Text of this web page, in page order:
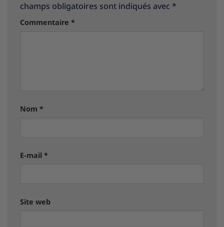
champs obligatoires sont indiqués avec *
Commentaire *
Nom *
E-mail *
Site web